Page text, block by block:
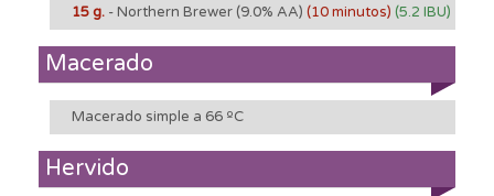
15 g. - Northern Brewer (9.0% AA) (10 minutos) (5.2 IBU)
Macerado
Macerado simple a 66 ºC
Hervido